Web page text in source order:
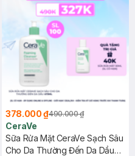
378.000 ₫490.000 ₫
CeraVe
Sữa Rửa Mặt CeraVe Sạch Sâu
Cho Da Thường Đến Da Dầu